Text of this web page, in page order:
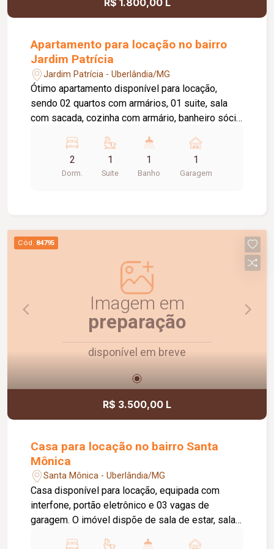
R$ 1.800,00 L
Apartamento para locação no bairro
Jardim Patrícia
Jardim Patrícia - Uberlândia/MG
Ótimo apartamento disponível para locação,
sendo 02 quartos com armários, 01 suite, sala
com sacada, cozinha com armário, banheiro sócia
elevador privativo, 01 vaga de estacionamento,
portaria 24 horas, piscina, academia, quiosque
com churrasqueira, salão de festas, playground,
2
Dorm.
1
Suite
1
Banho
1
Garagem
Cód. 84795
Imagem em
preparação
disponível em breve
R$ 3.500,00 L
Casa para locação no bairro Santa
Mônica
Santa Mônica - Uberlândia/MG
Casa disponível para locação, equipada com
interfone, portão eletrônico e 03 vagas de
garagem. O imóvel dispõe de sala de estar, sala